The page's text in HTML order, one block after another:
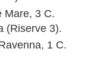
Mare, 3 C.
(Riserve 3).
1 C.